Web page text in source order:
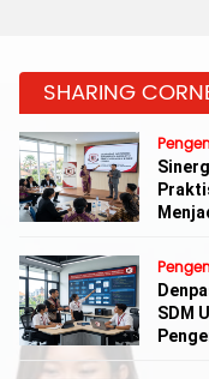
SHARING
SDM